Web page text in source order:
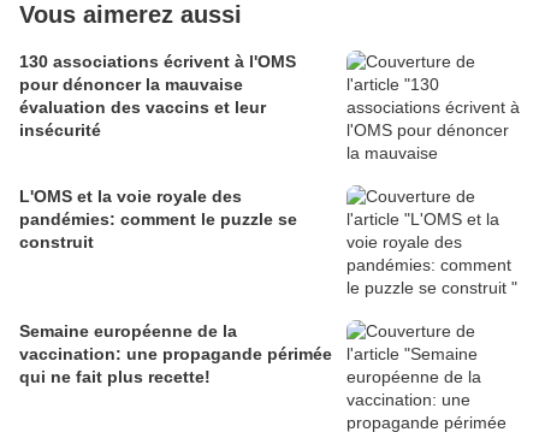
Vous aimerez aussi
130 associations écrivent à l'OMS
pour dénoncer la mauvaise
évaluation des vaccins et leur
insécurité
L'OMS et la voie royale des
pandémies: comment le puzzle se
construit
Semaine européenne de la
vaccination: une propagande périmée
qui ne fait plus recette!